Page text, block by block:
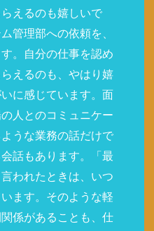
えるのも嬉しいで
管理部への依頼を、
。自分の仕事を認め
えるのも、やはり嬉
に感じています。面
人とのコミュニケー
うな業務の話だけで
話もあります。「最
われたときは、いつ
ます。そのような軽
係があることも、仕